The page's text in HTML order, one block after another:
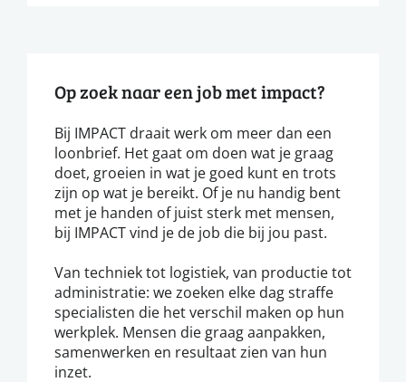
Op zoek naar een job met impact?
Bij IMPACT draait werk om meer dan een
loonbrief. Het gaat om doen wat je graag
doet, groeien in wat je goed kunt en trots
zijn op wat je bereikt. Of je nu handig bent
met je handen of juist sterk met mensen,
bij IMPACT vind je de job die bij jou past.
Van techniek tot logistiek, van productie tot
administratie: we zoeken elke dag straffe
specialisten die het verschil maken op hun
werkplek. Mensen die graag aanpakken,
samenwerken en resultaat zien van hun
inzet.